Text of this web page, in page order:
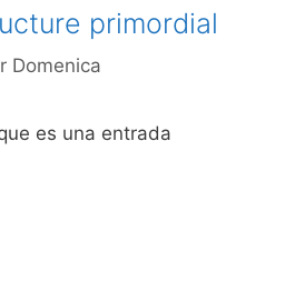
primordial
Domenica
es una entrada